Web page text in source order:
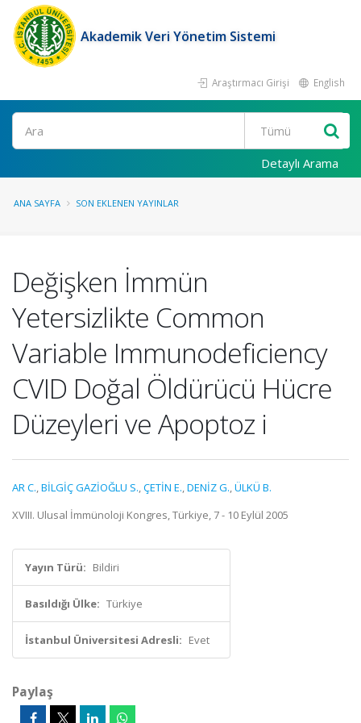
Akademik Veri Yönetim Sistemi
Araştırmacı Girişi English
Ara
Detaylı Arama
ANA SAYFA SON EKLENEN YAYINLAR
Değişken İmmün
Yetersizlikte Common
Variable Immunodeficiency
CVID Doğal Öldürücü Hücre
Düzeyleri ve Apoptoz i
AR C.,BİLGİÇ GAZİOĞLU S.,ÇETİN E.,DENİZ G.,ÜLKÜ B.
XVIII. Ulusal İmmünoloji Kongres, Türkiye, 7 - 10 Eylül 2005
Yayın Türü: Bildiri
Basıldığı Ülke: Türkiye
İstanbul Üniversitesi Adresli: Evet
Paylaş